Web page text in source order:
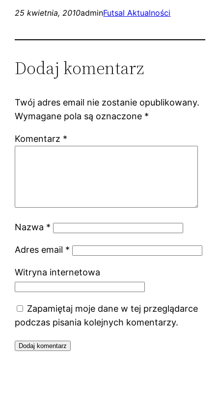
25 kwietnia, 2010adminFutsal Aktualności
Dodaj komentarz
Twój adres email nie zostanie opublikowany.
Wymagane pola są oznaczone *
Komentarz *
Nazwa *
Adres email *
Witryna internetowa
Zapamiętaj moje dane w tej przeglądarce
podczas pisania kolejnych komentarzy.